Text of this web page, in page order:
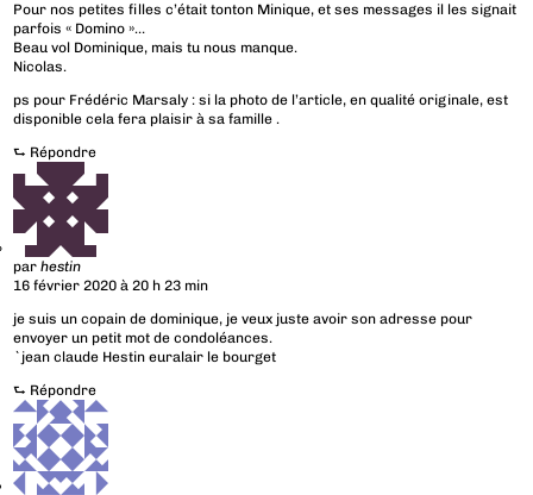
Pour nos petites filles c’était tonton Minique, et ses messages il les signait
parfois « Domino »…
Beau vol Dominique, mais tu nous manque.
Nicolas.
ps pour Frédéric Marsaly : si la photo de l’article, en qualité originale, est
disponible cela fera plaisir à sa famille .
⮑ Répondre
parhestin
16 février 2020 à 20 h 23 min
je suis un copain de dominique, je veux juste avoir son adresse pour
envoyer un petit mot de condoléances.
`jean claude Hestin euralair le bourget
⮑ Répondre